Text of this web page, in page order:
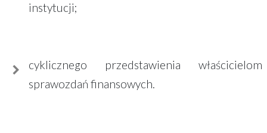
instytucji;
cyklicznego przedstawienia właścicielom
sprawozdań finansowych.